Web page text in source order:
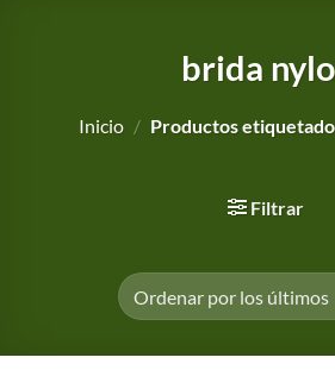
brida
Inicio / Productos
Filtrar